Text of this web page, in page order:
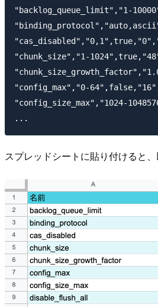
"backlog_queue_limit","1-
"chunk_size","1-
"config_max","0-
"config_size_max","1024-
スプレッドシートに貼り付けると、